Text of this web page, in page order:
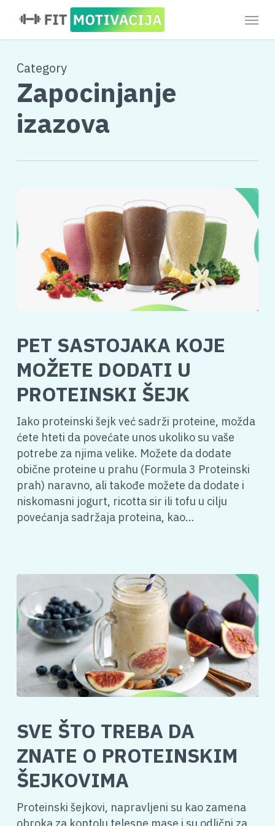
main
Menu
Category
Zapocinjanje
izazova
PET SASTOJAKA KOJE
MOŽETE DODATI U
PROTEINSKI ŠEJK
Iako proteinski šejk već sadrži proteine, možda
ćete hteti da povećate unos ukoliko su vaše
potrebe za njima velike. Možete da dodate
obične proteine u prahu (Formula 3 Proteinski
prah) naravno, ali takođe možete da dodate i
niskomasni jogurt, ricotta sir ili tofu u cilju
povećanja sadržaja proteina, kao…
SVE ŠTO TREBA DA
ZNATE O PROTEINSKIM
ŠEJKOVIMA
Proteinski šejkovi, napravljeni su kao zamena
obroka za kontolu telesne mase i su odlični za